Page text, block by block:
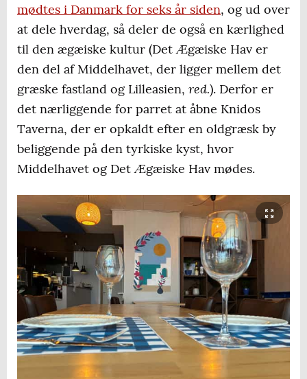
mødtes i Danmark for seks år siden, og ud over
at dele hverdag, så deler de også en kærlighed
til den ægæiske kultur (Det Ægæiske Hav er
den del af Middelhavet, der ligger mellem det
græske fastland og Lilleasien, red.). Derfor er
det nærliggende for parret at åbne Knidos
Taverna, der er opkaldt efter en oldgræsk by
beliggende på den tyrkiske kyst, hvor
Middelhavet og Det Ægæiske Hav mødes.